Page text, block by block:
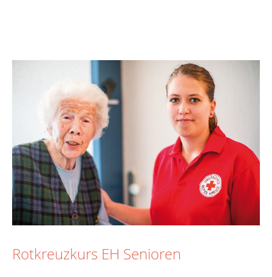
Rotkreuzkurs EH Senioren